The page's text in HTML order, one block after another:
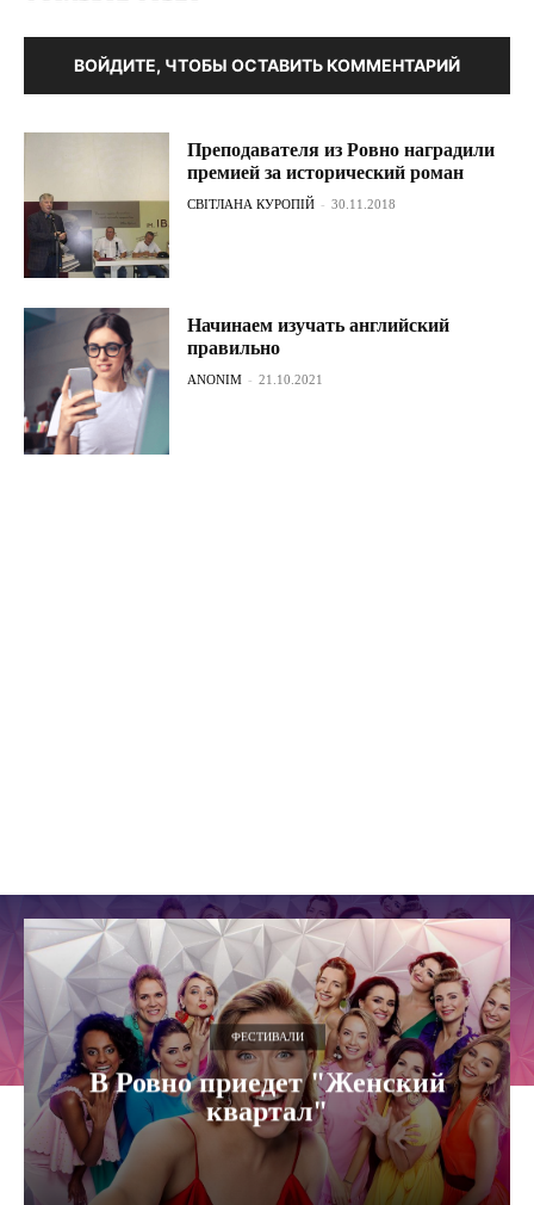
ВОЙДИТЕ, ЧТОБЫ ОСТАВИТЬ КОММЕНТАРИЙ
Преподавателя из Ровно наградили
премией за исторический роман
СВІТЛАНА КУРОПІЙ - 30.11.2018
Начинаем изучать английский
правильно
ANONIM - 21.10.2021